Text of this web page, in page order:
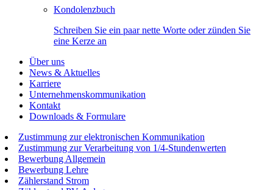
Kondolenzbuch
Schreiben Sie ein paar nette Worte oder zünden Sie
eine Kerze an
Über uns
News & Aktuelles
Karriere
Unternehmenskommunikation
Kontakt
Downloads & Formulare
Zustimmung zur elektronischen Kommunikation
Zustimmung zur Verarbeitung von 1/4-Stundenwerten
Bewerbung Allgemein
Bewerbung Lehre
Zählerstand Strom